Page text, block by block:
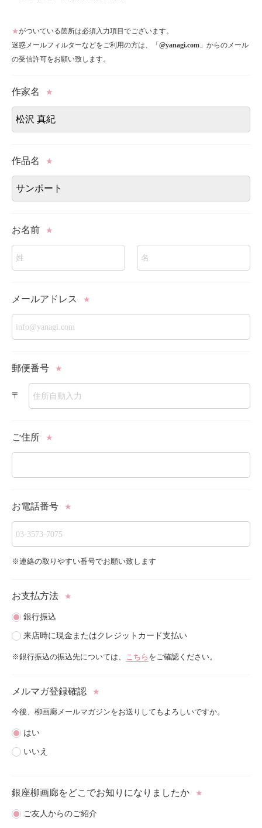
★がついている箇所は必須入力項目でございます。
迷惑メールフィルターなどをご利用の方は、「 @yanagi.com 」からのメール
の受信許可をお願い致します。
作家名 ★
作品名 ★
お名前 ★
メールアドレス ★
郵便番号 ★
〒
ご住所 ★
お電話番号 ★
※連絡の取りやすい番号でお願い致します
お支払方法 ★
銀行振込
来店時に現金またはクレジットカード支払い
※銀行振込の振込先については、 こちら をご確認ください。
メルマガ登録確認 ★
今後、柳画廊メールマガジンをお送りしてもよろしいですか。
はい
いいえ
銀座柳画廊をどこでお知りになりましたか ★
ご友人からのご紹介